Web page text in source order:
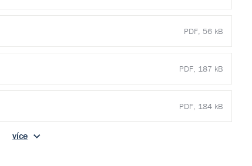
PDF, 56 kB
PDF, 187 kB
PDF, 184 kB
více